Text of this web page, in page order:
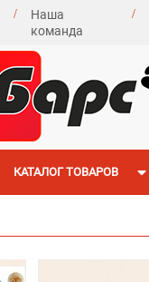
Наша
команда
КАТАЛОГ ТОВАРОВ